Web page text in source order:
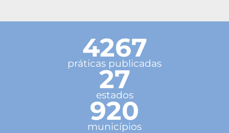
4267
práticas publicadas
27
estados
920
municípios